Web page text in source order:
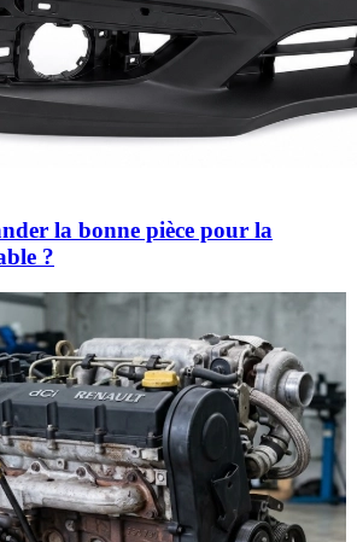
la bonne pièce pour la
?